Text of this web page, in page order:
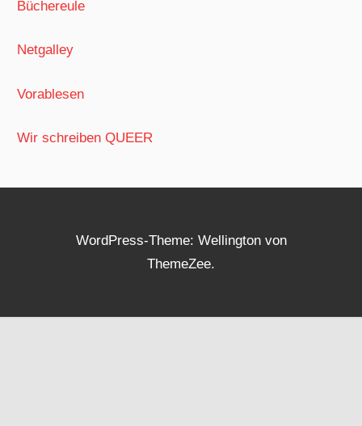
Büchereule
Netgalley
Vorablesen
Wir schreiben QUEER
WordPress-Theme: Wellington von
ThemeZee.